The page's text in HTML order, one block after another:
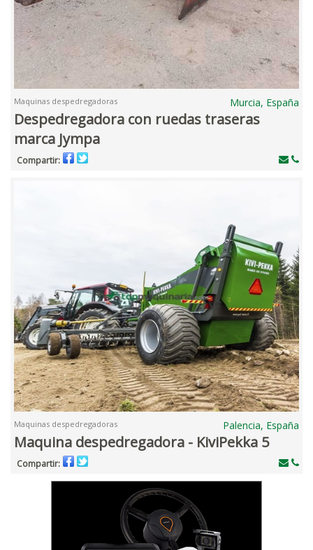
Maquinas despedregadoras Murcia, España
Despedregadora con ruedas traseras
marca Jympa
Compartir:
Maquinas despedregadoras Palencia, España
Maquina despedregadora - KiviPekka 5
Compartir: